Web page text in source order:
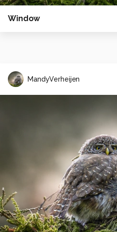
Window
MandyVerheijen